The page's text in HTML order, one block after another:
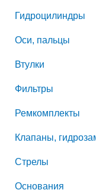
Гидроцилиндры
Оси, пальцы
Втулки
Фильтры
Ремкомплекты
Клапаны,
Стрелы
Основания